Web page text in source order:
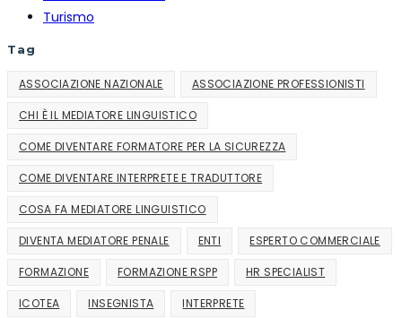
Turismo
Tag
ASSOCIAZIONE NAZIONALE ASSOCIAZIONE PROFESSIONISTI
CHI È IL MEDIATORE LINGUISTICO
COME DIVENTARE FORMATORE PER LA SICUREZZA
COME DIVENTARE INTERPRETE E TRADUTTORE
COSA FA MEDIATORE LINGUISTICO
DIVENTA MEDIATORE PENALE ENTI ESPERTO COMMERCIALE
FORMAZIONE FORMAZIONE RSPP HR SPECIALIST
ICOTEA INSEGNISTA INTERPRETE